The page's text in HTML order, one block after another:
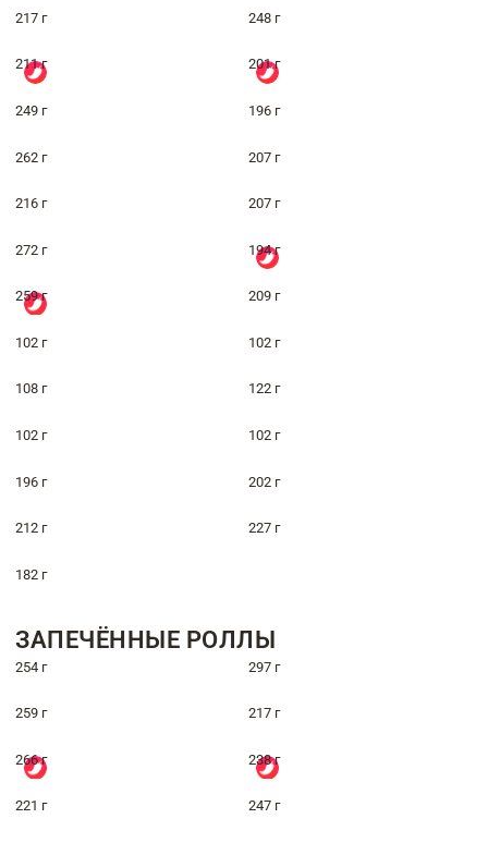
217 г 248 г
211 г 201 г
249 г 196 г
262 г 207 г
216 г 207 г
272 г 194 г
259 г 209 г
102 г 102 г
108 г 122 г
102 г 102 г
196 г 202 г
212 г 227 г
182 г
ЗАПЕЧЁННЫЕ РОЛЛЫ
254 г 297 г
259 г 217 г
266 г 238 г
221 г 247 г